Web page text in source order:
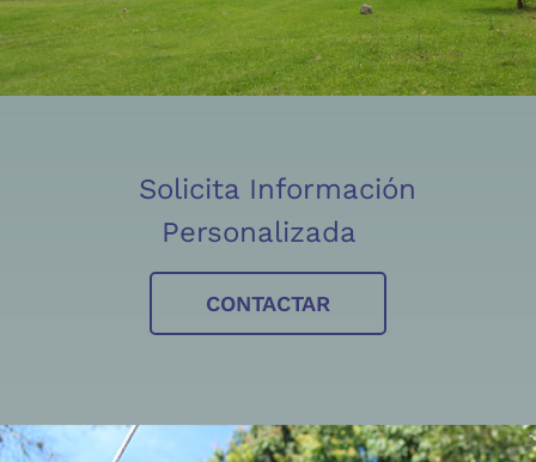
Solicita Información
Personalizada
CONTACTAR